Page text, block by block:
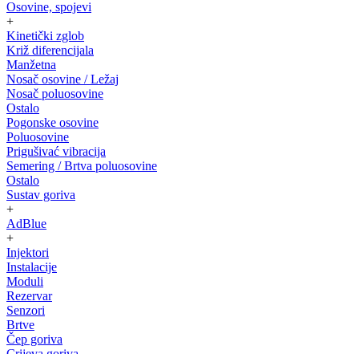
Osovine, spojevi
+
Kinetički zglob
Križ diferencijala
Manžetna
Nosač osovine / Ležaj
Nosač poluosovine
Ostalo
Pogonske osovine
Poluosovine
Prigušivać vibracija
Semering / Brtva poluosovine
Ostalo
Sustav goriva
+
AdBlue
+
Injektori
Instalacije
Moduli
Rezervar
Senzori
Brtve
Čep goriva